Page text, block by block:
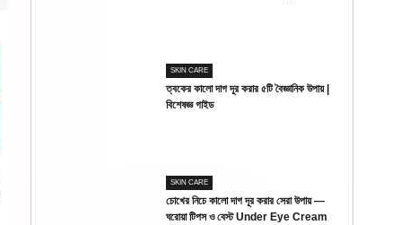
SKIN CARE
ত্বকের কালো দাগ দূর করার ৫টি বৈজ্ঞানিক উপায় |
বিশেষজ্ঞ গাইড
SKIN CARE
চোখের নিচে কালো দাগ দূর করার সেরা উপায় —
ঘরোয়া টিপস ও বেস্ট Under Eye Cream